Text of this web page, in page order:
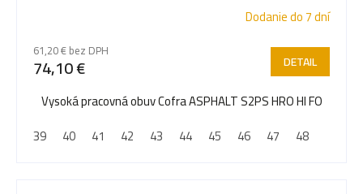
Dodanie do 7 dní
61,20 € bez DPH
74,10 € DETAIL
Vysoká pracovná obuv Cofra ASPHALT S2PS HRO HI FO
39
40 41 42 43 44 45 46 47 48